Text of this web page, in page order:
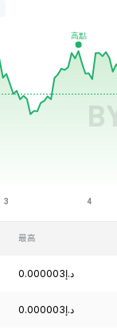
最高
د.إ0.000003
د.إ0.000003